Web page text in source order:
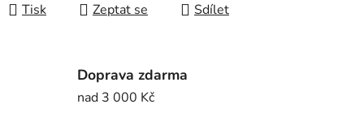
Tisk Zeptat se Sdílet
Doprava zdarma
nad 3 000 Kč